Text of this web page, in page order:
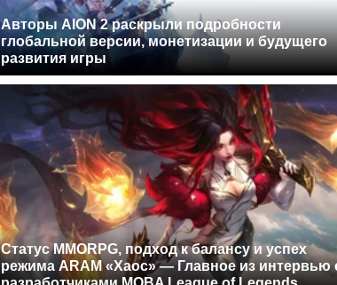
Авторы AION 2 раскрыли подробности
глобальной версии, монетизации и будущего
развития игры
Статус MMORPG, подход к балансу и успех
режима ARAM «Хаос» — Главное из интервью